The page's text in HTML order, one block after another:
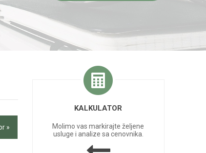
»
KALKULATOR
Molimo vas markirajte željene
usluge i analize sa cenovnika.